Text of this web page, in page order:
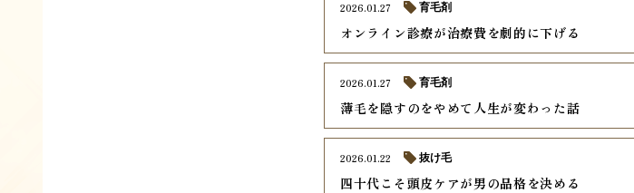
オンライン診療が治療費を劇的に下げる
2026.01.27 育毛剤
薄毛を隠すのをやめて人生が変わった話
2026.01.27 育毛剤
四十代こそ頭皮ケアが男の品格を決める
2026.01.22 抜け毛